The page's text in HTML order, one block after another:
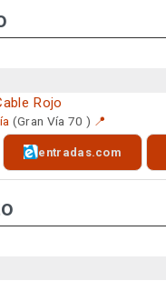
Rojo
(Gran Vía 70 ) 📍
entradas.com